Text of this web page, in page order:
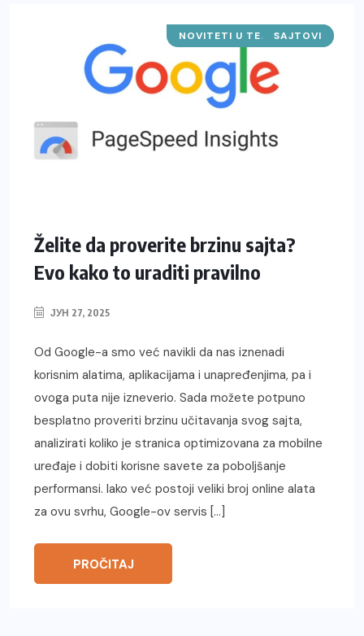
NOVITETI U TEHNOLOGIJI
SAJTOVI
Želite da proverite brzinu sajta?
Evo kako to uraditi pravilno
ЈУН 27, 2025
Od Google-a smo već navikli da nas iznenadi
korisnim alatima, aplikacijama i unapređenjima, pa i
ovoga puta nije izneverio. Sada možete potpuno
besplatno proveriti brzinu učitavanja svog sajta,
analizirati koliko je stranica optimizovana za mobilne
uređaje i dobiti korisne savete za poboljšanje
performansi. Iako već postoji veliki broj online alata
za ovu svrhu, Google-ov servis […]
PROČITAJ